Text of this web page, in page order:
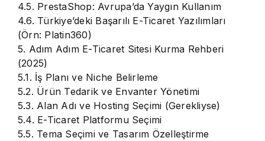
4.5. PrestaShop: Avrupa’da Yaygın Kullanım
4.6. Türkiye’deki Başarılı E-Ticaret Yazılımları
(Örn: Platin360)
5. Adım Adım E-Ticaret Sitesi Kurma Rehberi
(2025)
5.1. İş Planı ve Niche Belirleme
5.2. Ürün Tedarik ve Envanter Yönetimi
5.3. Alan Adı ve Hosting Seçimi (Gerekliyse)
5.4. E-Ticaret Platformu Seçimi
5.5. Tema Seçimi ve Tasarım Özelleştirme